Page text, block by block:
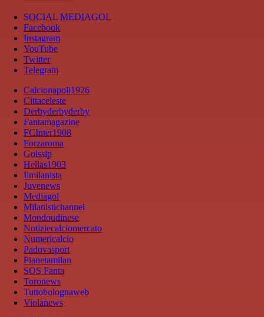
SOCIAL MEDIAGOL
Facebook
Instagram
YouTube
Twitter
Telegram
Calcionapoli1926
Cittaceleste
Derbyderbyderby
Fantamagazine
FCInter1908
Forzaroma
Golssip
Hellas1903
Ilmilanista
Juvenews
Mediagol
Milanistichannel
Mondoudinese
Notiziecalciomercato
Numericalcio
Padovasport
Pianetamilan
SOS Fanta
Toronews
Tuttobolognaweb
Violanews